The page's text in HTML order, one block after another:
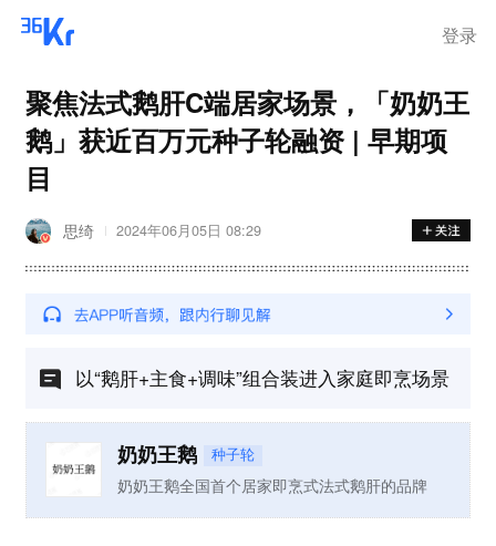
登录
聚焦法式鹅肝C端居家场景，「奶奶王
鹅」获近百万元种子轮融资 | 早期项
目
思绮 2024年06月05日 08:29
以“鹅肝+主食+调味”组合装进入家庭即烹场景
奶奶王鹅 种子轮
奶奶王鹅全国首个居家即烹式法式鹅肝的品牌